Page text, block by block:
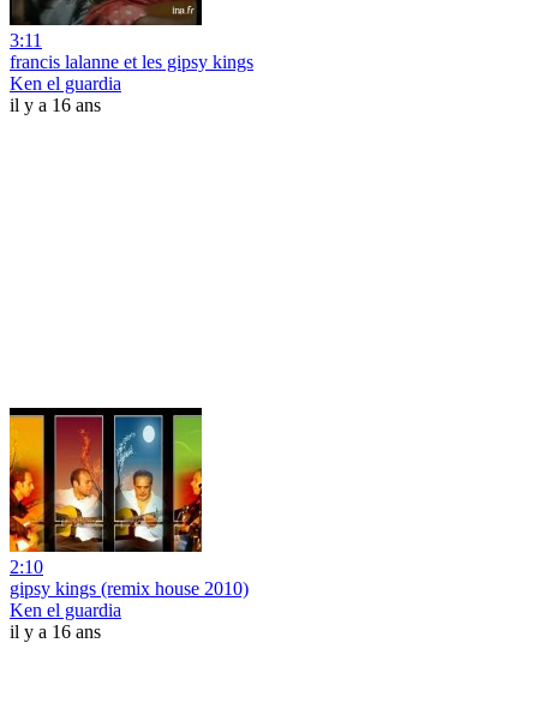
3:11
francis lalanne et les gipsy kings
Ken el guardia
il y a 16 ans
2:10
gipsy kings (remix house 2010)
Ken el guardia
il y a 16 ans